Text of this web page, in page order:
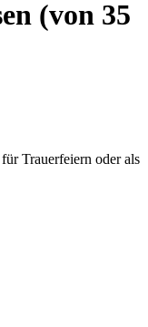
(von 35
Trauerfeiern oder als